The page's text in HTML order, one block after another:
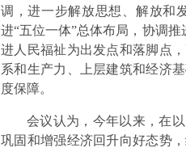
调，进一步解放思想、解放和
进“五位一体”总体布局，协调
进人民福祉为出发点和落脚点
系和生产力、上层建筑和经济
度保障。
会议认为，今年以来，在
巩固和增强经济回升向好态势